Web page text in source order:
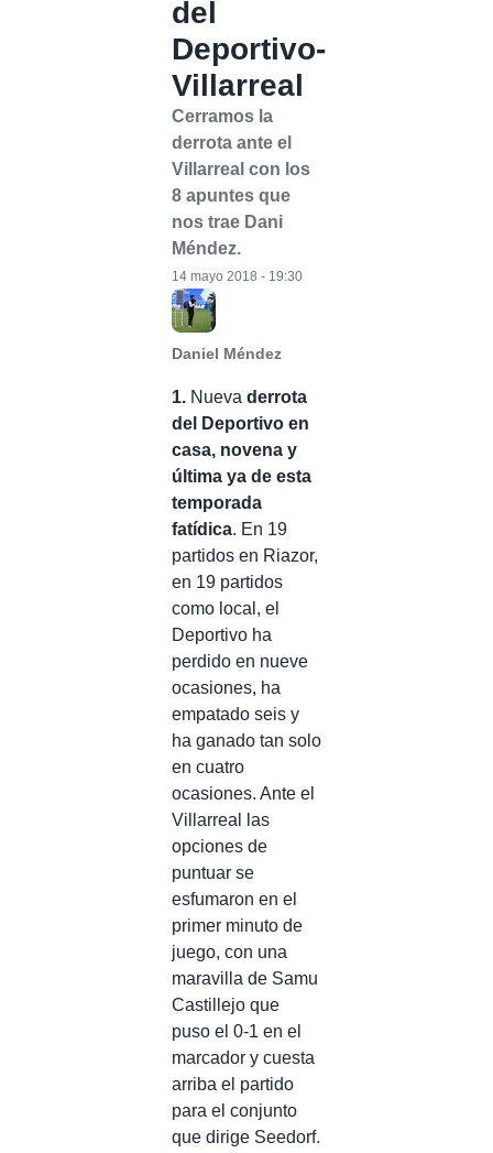
del
Deportivo-
Villarreal
Cerramos la
derrota ante el
Villarreal con los
8 apuntes que
nos trae Dani
Méndez.
Daniel Méndez
14 mayo 2018 - 19:30
1. Nueva derrota
del Deportivo en
casa, novena y
última ya de esta
temporada
fatídica. En 19
partidos en Riazor,
en 19 partidos
como local, el
Deportivo ha
perdido en nueve
ocasiones, ha
empatado seis y
ha ganado tan solo
en cuatro
ocasiones. Ante el
Villarreal las
opciones de
puntuar se
esfumaron en el
primer minuto de
juego, con una
maravilla de Samu
Castillejo que
puso el 0-1 en el
marcador y cuesta
arriba el partido
para el conjunto
que dirige Seedorf.